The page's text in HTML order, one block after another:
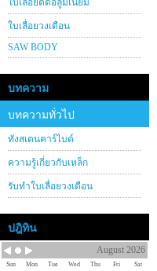
ใบเลื่อยตัดอลูมิเนียม
ใบเลื่อยวงเดือน
SAW BODY
บทความ
บทความทั่วไป
ทังสเตนคาร์ไบด์
ความรู้เกี่ยวกับเหล็ก
รับทำใบเลื่อยวงเดือน
ปฎิทิน
August 2026
Sun Mon Tue Wed Thu Fri Sat